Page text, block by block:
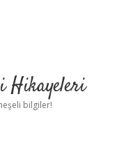
Hikayeleri
bilgiler!